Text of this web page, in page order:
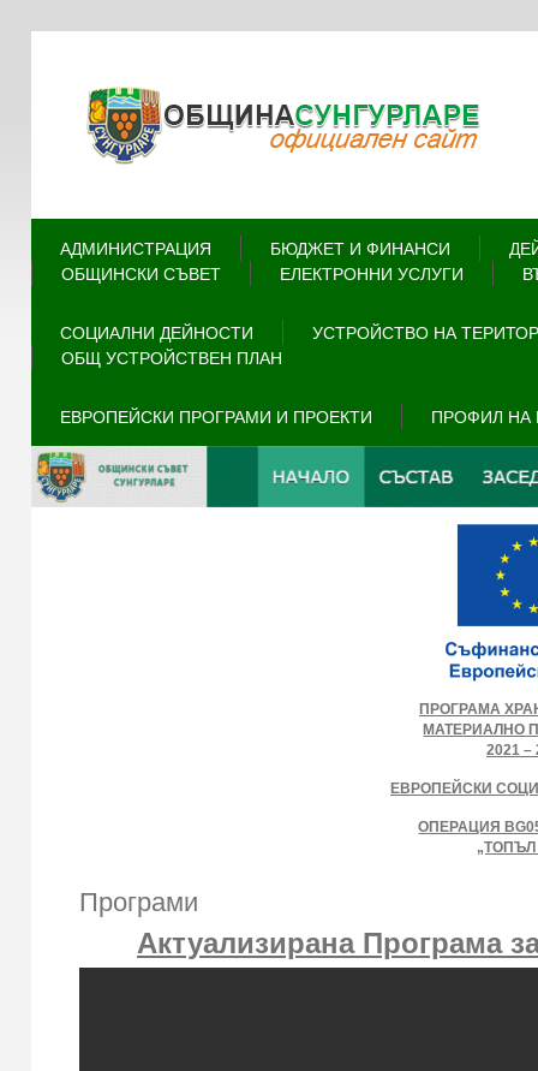
АДМИНИСТРАЦИЯ БЮДЖЕТ И ФИНАНСИ
ОБЩИНСКИ СЪВЕТ
ЕЛЕКТРОННИ УСЛУГИ
СОЦИАЛНИ ДЕЙНОСТИ
УСТРОЙСТВО НА
ОБЩ УСТРОЙСТВЕН ПЛАН
ЕВРОПЕЙСКИ ПРОГРАМИ И ПРОЕКТИ ПРОФИЛ НА
ПРОГРАМА
МАТЕРИАЛНО
2021 –
ЕВРОПЕЙСКИ
ОПЕРАЦИЯ
Програми
Актуализирана Програма